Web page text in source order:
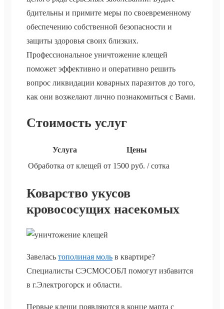
бдительны и примите меры по своевременному
обеспечению собственной безопасности и
защиты здоровья своих близких.
Профессиональное уничтожение клещей
поможет эффективно и оперативно решить
вопрос ликвидации коварных паразитов до того,
как они возжелают лично познакомиться с Вами.
Стоимость услуг
Услуга
Цены
Обработка от клещей от 1500 руб. / сотка
Коварство укусов
кровососущих насекомых
Завелась тополиная моль в квартире?
Специалисты СЭСМОСОБЛ помогут избавится
в г.Электрогорск и области.
Первые клещи появляются в конце марта с